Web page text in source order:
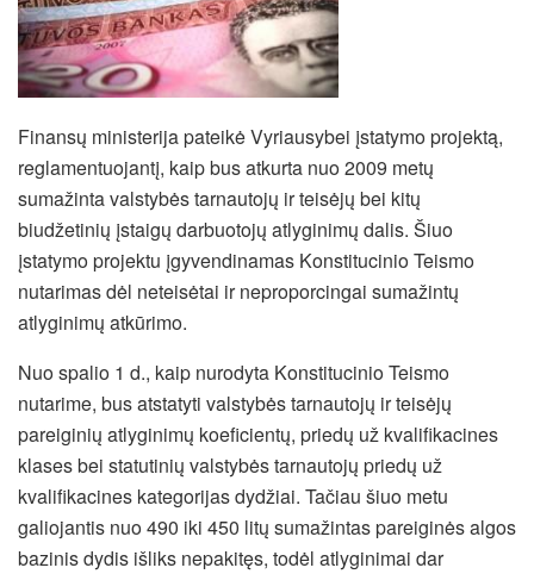
Finansų ministerija pateikė Vyriausybei įstatymo projektą,
reglamentuojantį, kaip bus atkurta nuo 2009 metų
sumažinta valstybės tarnautojų ir teisėjų bei kitų
biudžetinių įstaigų darbuotojų atlyginimų dalis. Šiuo
įstatymo projektu įgyvendinamas Konstitucinio Teismo
nutarimas dėl neteisėtai ir neproporcingai sumažintų
atlyginimų atkūrimo.
Nuo spalio 1 d., kaip nurodyta Konstitucinio Teismo
nutarime, bus atstatyti valstybės tarnautojų ir teisėjų
pareiginių atlyginimų koeficientų, priedų už kvalifikacines
klases bei statutinių valstybės tarnautojų priedų už
kvalifikacines kategorijas dydžiai. Tačiau šiuo metu
galiojantis nuo 490 iki 450 litų sumažintas pareiginės algos
bazinis dydis išliks nepakitęs, todėl atlyginimai dar